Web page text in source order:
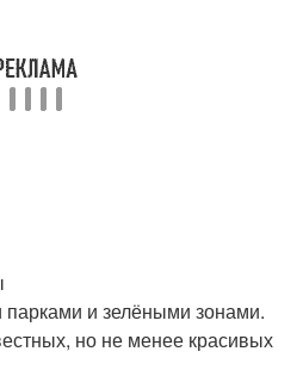
и зелёными зонами.
но не менее красивых